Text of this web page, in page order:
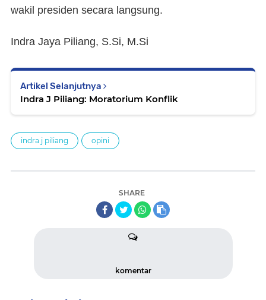
wakil presiden secara langsung.
Indra Jaya Piliang, S.Si, M.Si
Artikel Selanjutnya
Indra J Piliang: Moratorium Konflik
indra j piliang opini
SHARE
komentar